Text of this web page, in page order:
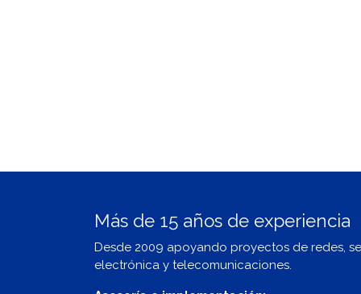
Más de 15 años de experiencia
Desde 2009 apoyando proyectos de redes,
electrónica y telecomunicaciones.